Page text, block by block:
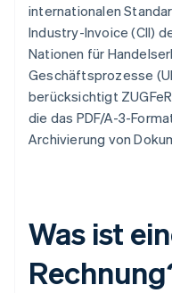
internationalen
Industry-Invoice (CII)
Nationen für
Geschäftsprozesse
berücksichtigt
die das PDF/A-3-
Archivierung von
Was ist